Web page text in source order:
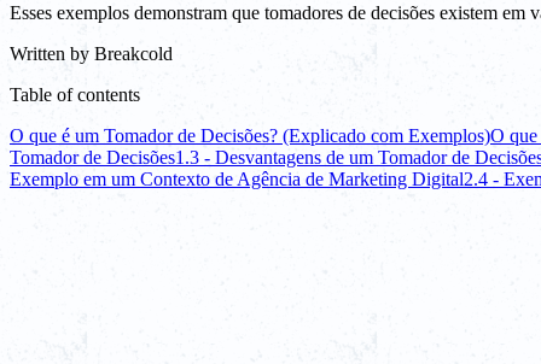
Esses exemplos demonstram que tomadores de decisões existem
Written by Breakcold
Table of contents
O que é um Tomador de Decisões? (Explicado com Exemplos)O que
Tomador de Decisões1.3 - Desvantagens de um Tomador de
Exemplo em um Contexto de Agência de Marketing Digital2.4 -